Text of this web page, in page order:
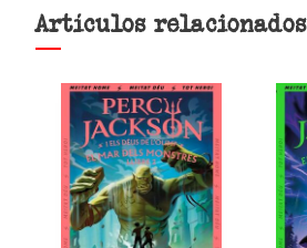
Artículos relacionados